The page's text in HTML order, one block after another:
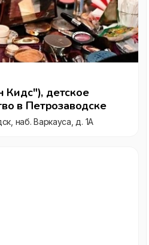
Кидс"), детское
в Петрозаводске
наб. Варкауса, д. 1А